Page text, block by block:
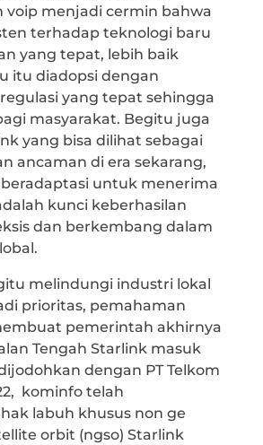
voip menjadi cermin bahwa
terhadap teknologi baru
yang tepat, lebih baik
itu diadopsi dengan
yang tepat sehingga
masyarakat. Begitu juga
yang bisa dilihat sebagai
ancaman di era sekarang,
untuk menerima
kunci keberhasilan
dan berkembang dalam
melindungi industri lokal
prioritas, pemahaman
pemerintah akhirnya
Tengah Starlink masuk
dengan PT Telkom
kominfo telah
labuh khusus non ge
orbit (ngso) Starlink